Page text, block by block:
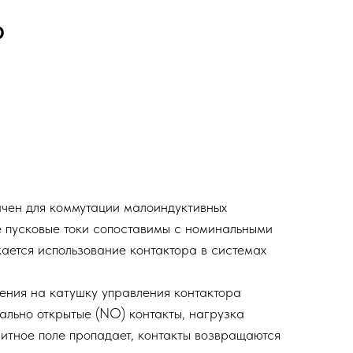
для коммутации малоиндуктивных
токи сопоставимы с номинальными
использование контактора в системах
на катушку управления контактора
открытые (NO) контакты, нагрузка
поле пропадает, контакты возвращаются